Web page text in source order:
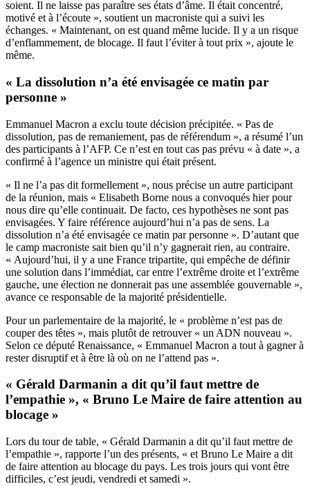
soient. Il ne laisse pas paraître ses états d’âme. Il était concentré,
motivé et à l’écoute », soutient un macroniste qui a suivi les
échanges. « Maintenant, on est quand même lucide. Il y a un risque
d’enflammement, de blocage. Il faut l’éviter à tout prix », ajoute le
même.
« La dissolution n’a été envisagée ce matin par
personne »
Emmanuel Macron a exclu toute décision précipitée. « Pas de
dissolution, pas de remaniement, pas de référendum », a résumé l’un
des participants à l’AFP. Ce n’est en tout cas pas prévu « à date », a
confirmé à l’agence un ministre qui était présent.
« Il ne l’a pas dit formellement », nous précise un autre participant
de la réunion, mais « Elisabeth Borne nous a convoqués hier pour
nous dire qu’elle continuait. De facto, ces hypothèses ne sont pas
envisagées. Y faire référence aujourd’hui n’a pas de sens. La
dissolution n’a été envisagée ce matin par personne ». D’autant que
le camp macroniste sait bien qu’il n’y gagnerait rien, au contraire.
« Aujourd’hui, il y a une France tripartite, qui empêche de définir
une solution dans l’immédiat, car entre l’extrême droite et l’extrême
gauche, une élection ne donnerait pas une assemblée gouvernable »,
avance ce responsable de la majorité présidentielle.
Pour un parlementaire de la majorité, le « problème n’est pas de
couper des têtes », mais plutôt de retrouver « un ADN nouveau ».
Selon ce député Renaissance, « Emmanuel Macron a tout à gagner à
rester disruptif et à être là où on ne l’attend pas ».
« Gérald Darmanin a dit qu’il faut mettre de
l’empathie », « Bruno Le Maire de faire attention au
blocage »
Lors du tour de table, « Gérald Darmanin a dit qu’il faut mettre de
l’empathie », rapporte l’un des présents, « et Bruno Le Maire a dit
de faire attention au blocage du pays. Les trois jours qui vont être
difficiles, c’est jeudi, vendredi et samedi ».